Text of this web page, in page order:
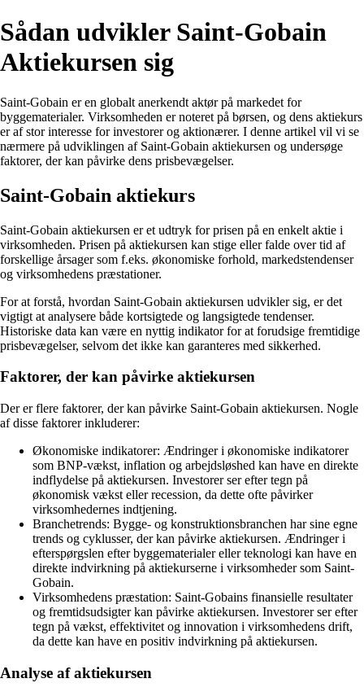
Sådan udvikler Saint-Gobain
Aktiekursen sig
Saint-Gobain er en globalt anerkendt aktør på markedet for
byggematerialer. Virksomheden er noteret på børsen, og dens aktiekurs
er af stor interesse for investorer og aktionærer. I denne artikel vil vi se
nærmere på udviklingen af Saint-Gobain aktiekursen og undersøge
faktorer, der kan påvirke dens prisbevægelser.
Saint-Gobain aktiekurs
Saint-Gobain aktiekursen er et udtryk for prisen på en enkelt aktie i
virksomheden. Prisen på aktiekursen kan stige eller falde over tid af
forskellige årsager som f.eks. økonomiske forhold, markedstendenser
og virksomhedens præstationer.
For at forstå, hvordan Saint-Gobain aktiekursen udvikler sig, er det
vigtigt at analysere både kortsigtede og langsigtede tendenser.
Historiske data kan være en nyttig indikator for at forudsige fremtidige
prisbevægelser, selvom det ikke kan garanteres med sikkerhed.
Faktorer, der kan påvirke aktiekursen
Der er flere faktorer, der kan påvirke Saint-Gobain aktiekursen. Nogle
af disse faktorer inkluderer:
Økonomiske indikatorer: Ændringer i økonomiske indikatorer
som BNP-vækst, inflation og arbejdsløshed kan have en direkte
indflydelse på aktiekursen. Investorer ser efter tegn på
økonomisk vækst eller recession, da dette ofte påvirker
virksomhedernes indtjening.
Branchetrends: Bygge- og konstruktionsbranchen har sine egne
trends og cyklusser, der kan påvirke aktiekursen. Ændringer i
efterspørgslen efter byggematerialer eller teknologi kan have en
direkte indvirkning på aktiekurserne i virksomheder som Saint-
Gobain.
Virksomhedens præstation: Saint-Gobains finansielle resultater
og fremtidsudsigter kan påvirke aktiekursen. Investorer ser efter
tegn på vækst, effektivitet og innovation i virksomhedens drift,
da dette kan have en positiv indvirkning på aktiekursen.
Analyse af aktiekursen